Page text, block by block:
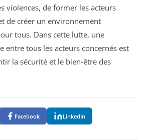
violences, de former les acteurs
de créer un environnement
tous. Dans cette lutte, une
entre tous les acteurs concernés est
la sécurité et le bien-être des
Facebook LinkedIn